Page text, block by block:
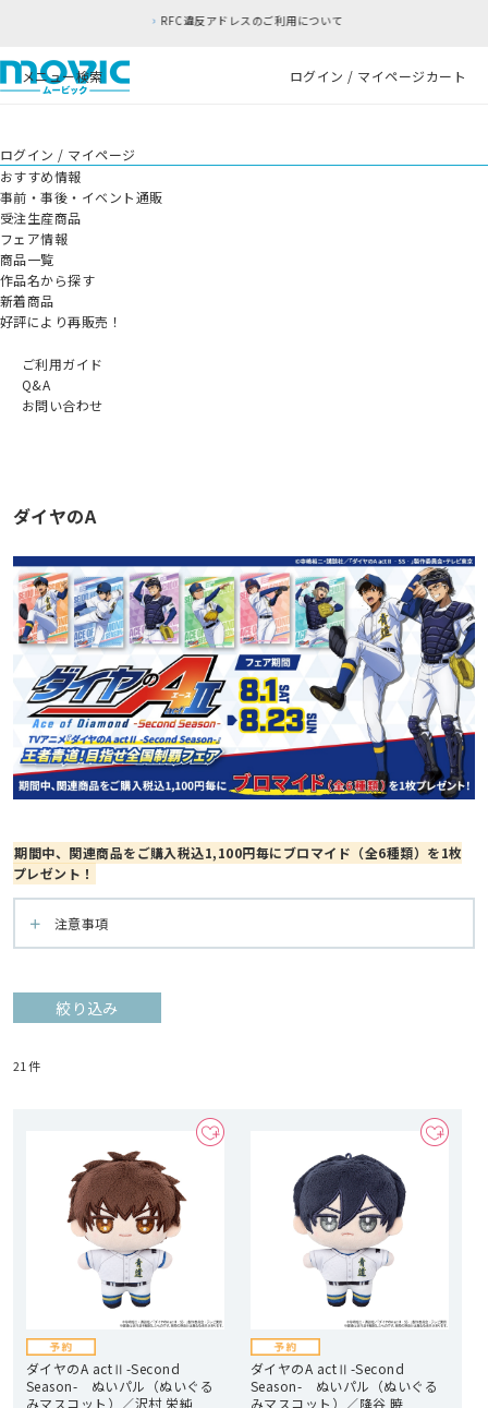
RFC違反アドレスのご利用について
メニュー検索 ログイン / マイページカート
ログイン / マイページ
おすすめ情報
事前・事後・イベント通販
受注生産商品
フェア情報
商品一覧
作品名から探す
新着商品
好評により再販売！
ご利用ガイド
Q&A
お問い合わせ
ダイヤのA
期間中、関連商品をご購入税込1,100円毎にブロマイド（全6種類）を1枚
プレゼント！
注意事項
絞り込み
21 件
ダイヤのA actⅡ-Second
Season- ぬいパル（ぬいぐる
みマスコット）／沢村 栄純
ダイヤのA actⅡ-Second
Season- ぬいパル（ぬいぐる
みマスコット）／降谷 暁